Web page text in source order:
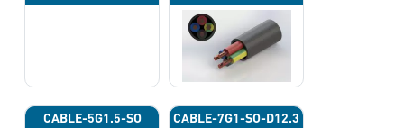
CABLE-5G1.5-SO
CABLE-7G1-SO-D12.3